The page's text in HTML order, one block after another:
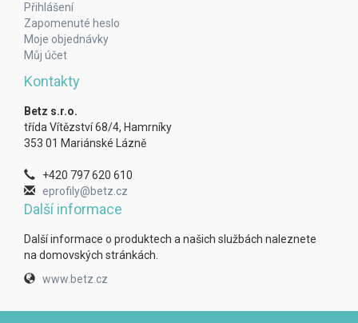
Přihlášení
Zapomenuté heslo
Moje objednávky
Můj účet
Kontakty
Betz s.r.o.
třída Vítězství 68/4, Hamrníky
353 01 Mariánské Lázně
+420 797 620 610
eprofily@betz.cz
Další informace
Další informace o produktech a našich službách naleznete
na domovských stránkách.
www.betz.cz